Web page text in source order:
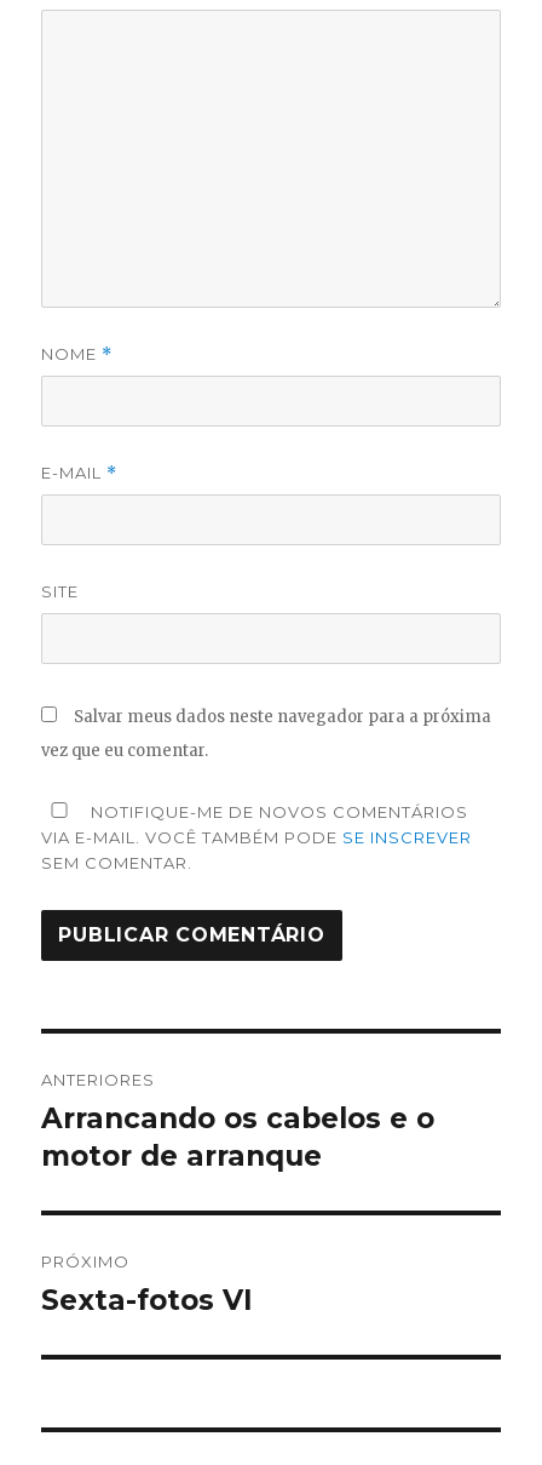
NOME *
E-MAIL *
SITE
Salvar meus dados neste navegador para a próxima
vez que eu comentar.
NOTIFIQUE-ME DE NOVOS COMENTÁRIOS
VIA E-MAIL. VOCÊ TAMBÉM PODE SE INSCREVER
SEM COMENTAR.
de
Post
ANTERIORES
Post
anterior:
Arrancando os cabelos e o
motor de arranque
PRÓXIMO
Próximo
Sexta-fotos VI